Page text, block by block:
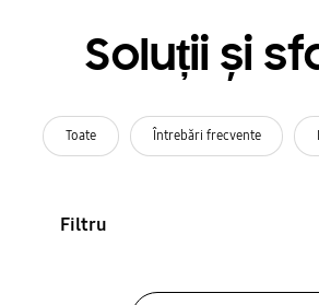
Soluții și
Toate Întrebări frecvente
Filtru